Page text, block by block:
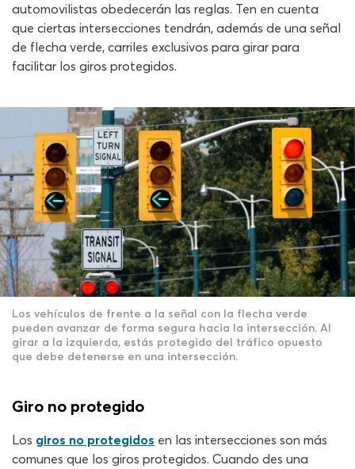
automovilistas obedecerán las reglas. Ten en cuenta
que ciertas intersecciones tendrán, además de una señal
de flecha verde, carriles exclusivos para girar para
facilitar los giros protegidos.
Los vehículos de frente a la señal con la flecha verde
pueden avanzar de forma segura hacia la intersección. Al
girar a la izquierda, estás protegido del tráfico opuesto
que debe detenerse en una intersección.
Giro no protegido
Los giros no protegidos en las intersecciones son más
comunes que los giros protegidos. Cuando des una